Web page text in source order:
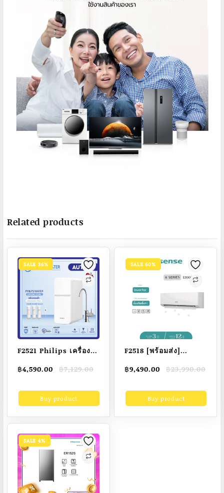
Related products
SALE 36%
F2521 Philips เครื่อง
Purifier ไส้กรอง UF
ไฟฟ้า สวมเข้ากับหัว
฿7,129.00
Original
was:
฿7,129.00.
฿4,590.00
Current
is:
฿4,590.00.Buy product
SALE 60%
F2518 [พร้อมส่ง]
12,000 BTU K Series
INVERTER ไม่รวมติด
฿23,990.00
Original
was:
฿23,990.00.
฿9,490.00
Current
is:
฿9,490.00.Buy product
SALE 4%